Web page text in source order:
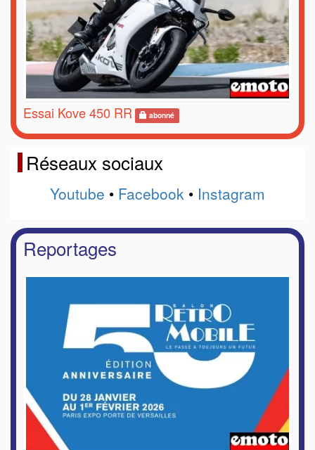
Essai Kove 450 RR abonné
Réseaux sociaux
Youtube • Facebook • Instagram
Reportages